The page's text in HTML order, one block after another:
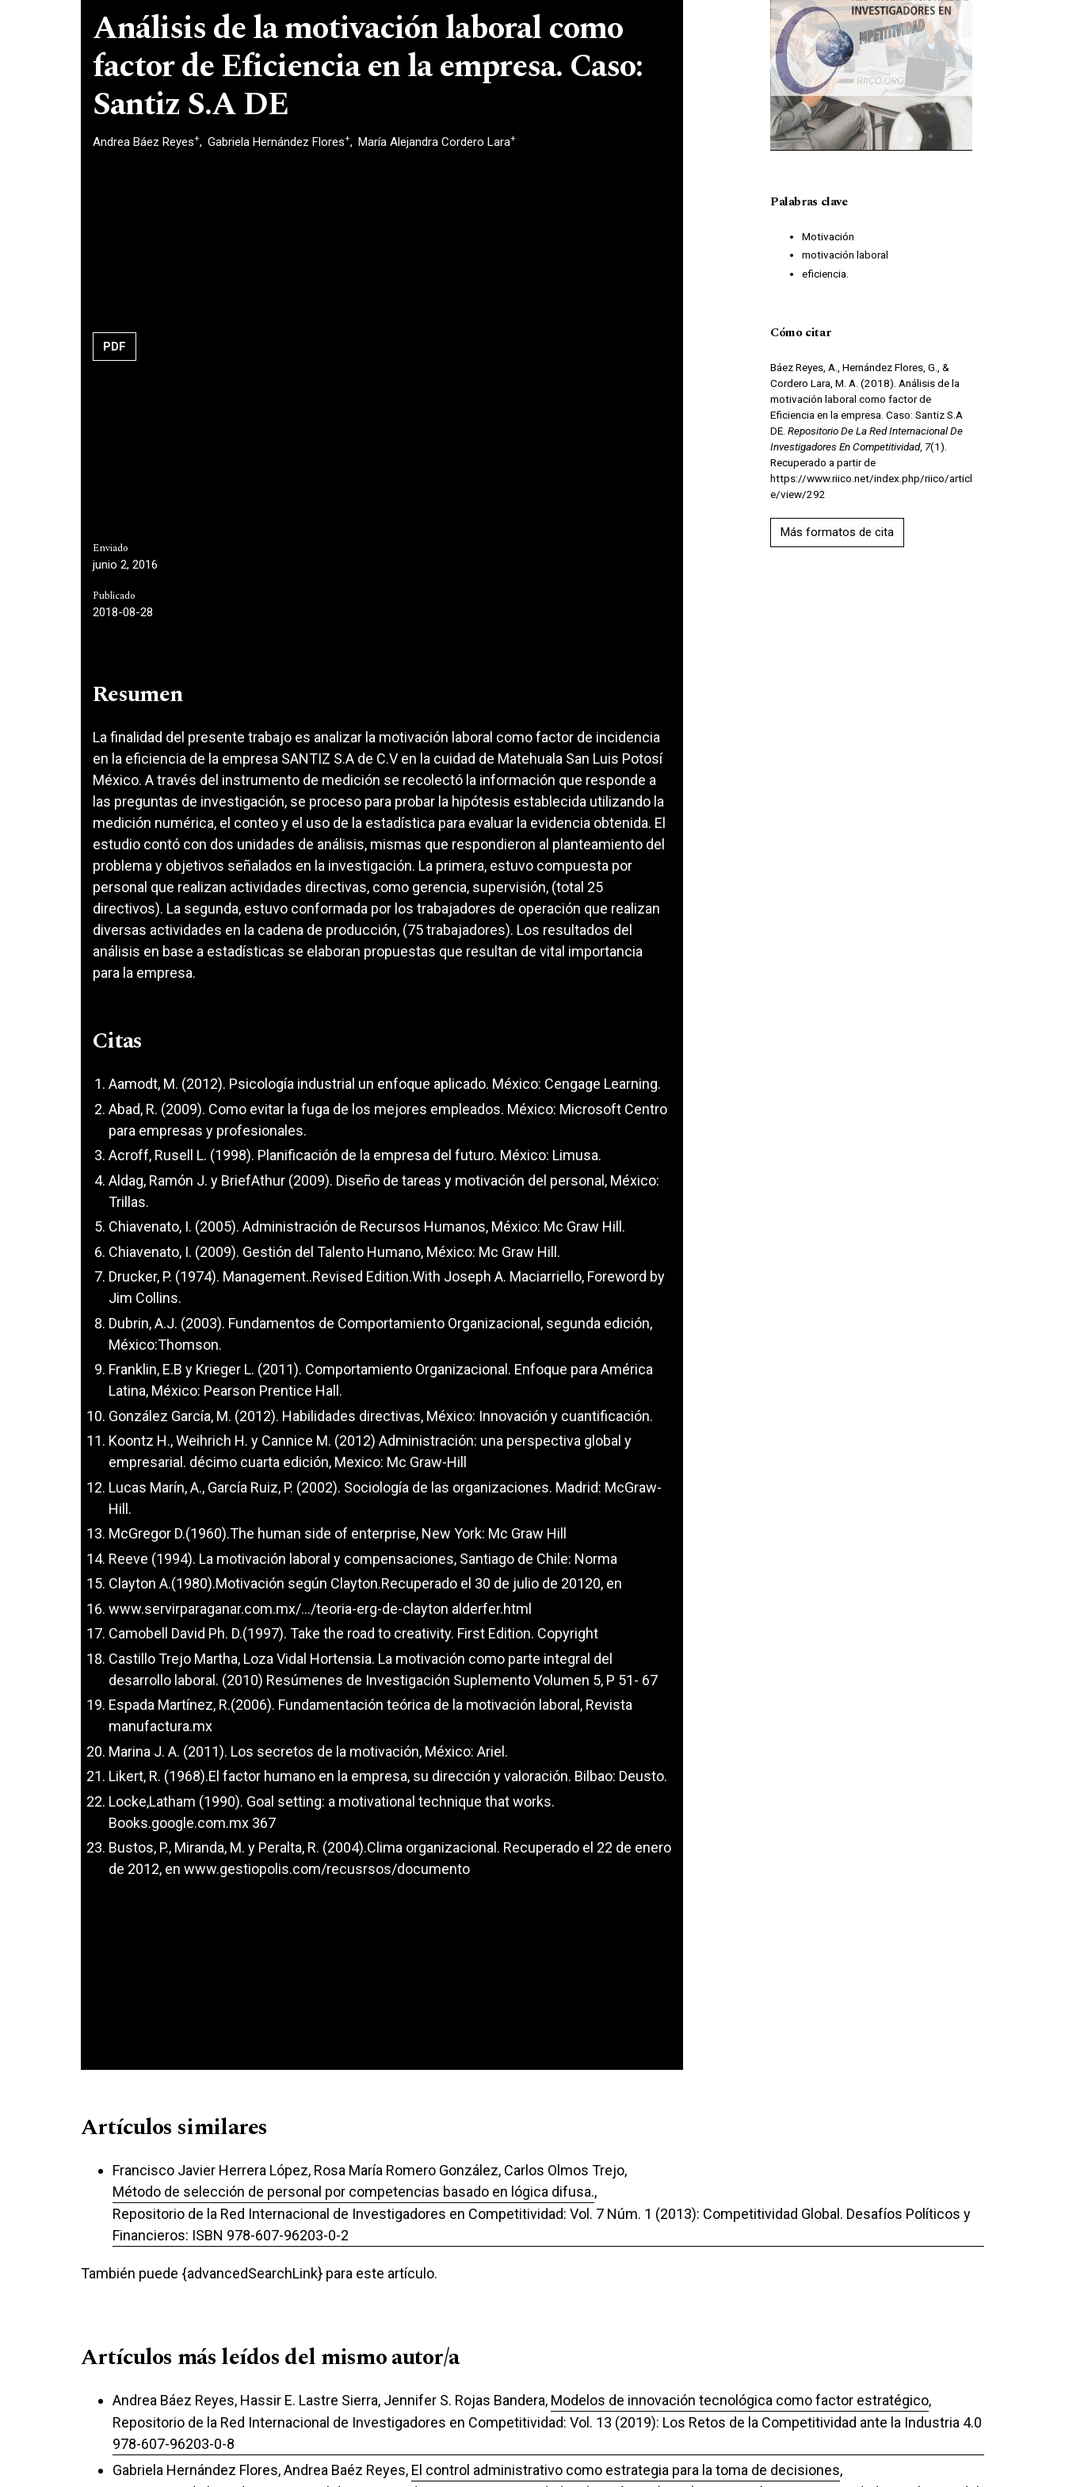
Análisis de la motivación laboral como
factor de Eficiencia en la empresa. Caso:
Santiz S.A DE
Andrea Báez Reyes+ Gabriela Hernández Flores+ María Alejandra Cordero Lara+
PDF
Enviado
junio 2, 2016
Publicado
2018-08-28
Resumen
La finalidad del presente trabajo es analizar la motivación laboral como factor de incidencia
en la eficiencia de la empresa SANTIZ S.A de C.V en la cuidad de Matehuala San Luis Potosí
México. A través del instrumento de medición se recolectó la información que responde a
las preguntas de investigación, se proceso para probar la hipótesis establecida utilizando la
medición numérica, el conteo y el uso de la estadística para evaluar la evidencia obtenida. El
estudio contó con dos unidades de análisis, mismas que respondieron al planteamiento del
problema y objetivos señalados en la investigación. La primera, estuvo compuesta por
personal que realizan actividades directivas, como gerencia, supervisión, (total 25
directivos). La segunda, estuvo conformada por los trabajadores de operación que realizan
diversas actividades en la cadena de producción, (75 trabajadores). Los resultados del
análisis en base a estadísticas se elaboran propuestas que resultan de vital importancia
para la empresa.
Citas
Aamodt, M. (2012). Psicología industrial un enfoque aplicado. México: Cengage Learning.
Abad, R. (2009). Como evitar la fuga de los mejores empleados. México: Microsoft Centro
para empresas y profesionales.
Acroff, Rusell L. (1998). Planificación de la empresa del futuro. México: Limusa.
Aldag, Ramón J. y BriefAthur (2009). Diseño de tareas y motivación del personal, México:
Trillas.
Chiavenato, I. (2005). Administración de Recursos Humanos, México: Mc Graw Hill.
Chiavenato, I. (2009). Gestión del Talento Humano, México: Mc Graw Hill.
Drucker, P. (1974). Management..Revised Edition.With Joseph A. Maciarriello, Foreword by
Jim Collins.
Dubrin, A.J. (2003). Fundamentos de Comportamiento Organizacional, segunda edición,
México:Thomson.
Franklin, E.B y Krieger L. (2011). Comportamiento Organizacional. Enfoque para América
Latina, México: Pearson Prentice Hall.
González García, M. (2012). Habilidades directivas, México: Innovación y cuantificación.
Koontz H., Weihrich H. y Cannice M. (2012) Administración: una perspectiva global y
empresarial. décimo cuarta edición, Mexico: Mc Graw-Hill
Lucas Marín, A., García Ruiz, P. (2002). Sociología de las organizaciones. Madrid: McGraw-
Hill.
McGregor D.(1960).The human side of enterprise, New York: Mc Graw Hill
Reeve (1994). La motivación laboral y compensaciones, Santiago de Chile: Norma
Clayton A.(1980).Motivación según Clayton.Recuperado el 30 de julio de 20120, en
www.servirparaganar.com.mx/.../teoria-erg-de-clayton alderfer.html
Camobell David Ph. D.(1997). Take the road to creativity. First Edition. Copyright
Castillo Trejo Martha, Loza Vidal Hortensia. La motivación como parte integral del
desarrollo laboral. (2010) Resúmenes de Investigación Suplemento Volumen 5, P 51- 67
Espada Martínez, R.(2006). Fundamentación teórica de la motivación laboral, Revista
manufactura.mx
Marina J. A. (2011). Los secretos de la motivación, México: Ariel.
Likert, R. (1968).El factor humano en la empresa, su dirección y valoración. Bilbao: Deusto.
Locke,Latham (1990). Goal setting: a motivational technique that works.
Books.google.com.mx 367
Bustos, P., Miranda, M. y Peralta, R. (2004).Clima organizacional. Recuperado el 22 de enero
de 2012, en www.gestiopolis.com/recusrsos/documento
Palabras clave
Motivación
motivación laboral
eficiencia.
Cómo citar
Báez Reyes, A., Hernández Flores, G., &
Cordero Lara, M. A. (2018). Análisis de la
motivación laboral como factor de
Eficiencia en la empresa. Caso: Santiz S.A
DE. Repositorio De La Red Internacional De
Investigadores En Competitividad, 7(1).
Recuperado a partir de
https://www.riico.net/index.php/riico/articl
e/view/292
Más formatos de cita
Artículos similares
Francisco Javier Herrera López, Rosa María Romero González, Carlos Olmos Trejo,
Método de selección de personal por competencias basado en lógica difusa.,
Repositorio de la Red Internacional de Investigadores en Competitividad: Vol. 7 Núm. 1 (2013): Competitividad Global. Desafíos Políticos y
Financieros: ISBN 978-607-96203-0-2
También puede {advancedSearchLink} para este artículo.
Artículos más leídos del mismo autor/a
Andrea Báez Reyes, Hassir E. Lastre Sierra, Jennifer S. Rojas Bandera, Modelos de innovación tecnológica como factor estratégico,
Repositorio de la Red Internacional de Investigadores en Competitividad: Vol. 13 (2019): Los Retos de la Competitividad ante la Industria 4.0
978-607-96203-0-8
Gabriela Hernández Flores, Andrea Baéz Reyes, El control administrativo como estrategia para la toma de decisiones,